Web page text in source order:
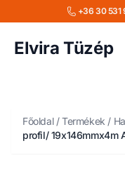
+36 30 531
Elvira Tüzép
Főoldal/Termékek /
profil/ 19x146mmx4m